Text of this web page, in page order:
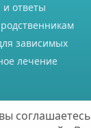
ответы
зависимых
лечение